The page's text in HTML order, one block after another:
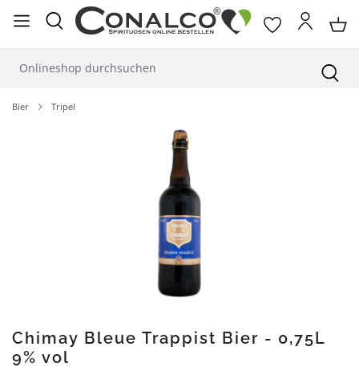
springen
Bier Tripel
Chimay Bleue Trappist Bier - 0,75L
9% vol